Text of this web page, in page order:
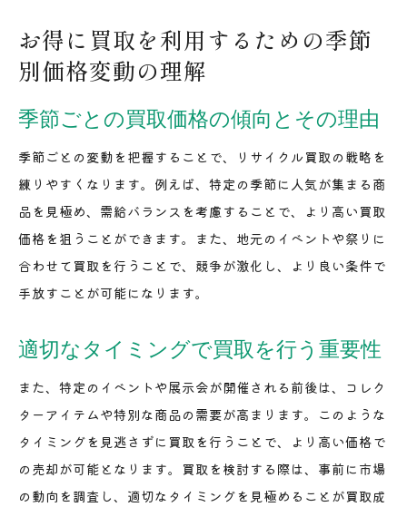
お得に買取を利用するための季節
別価格変動の理解
季節ごとの買取価格の傾向とその理由
季節ごとの変動を把握することで、リサイクル買取の戦略を
練りやすくなります。例えば、特定の季節に人気が集まる商
品を見極め、需給バランスを考慮することで、より高い買取
価格を狙うことができます。また、地元のイベントや祭りに
合わせて買取を行うことで、競争が激化し、より良い条件で
手放すことが可能になります。
適切なタイミングで買取を行う重要性
また、特定のイベントや展示会が開催される前後は、コレク
ターアイテムや特別な商品の需要が高まります。このような
タイミングを見逃さずに買取を行うことで、より高い価格で
の売却が可能となります。買取を検討する際は、事前に市場
の動向を調査し、適切なタイミングを見極めることが買取成